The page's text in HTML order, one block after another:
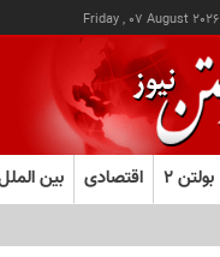
Friday , 07 August 2026
بولتن ۲ اقتصادی بین